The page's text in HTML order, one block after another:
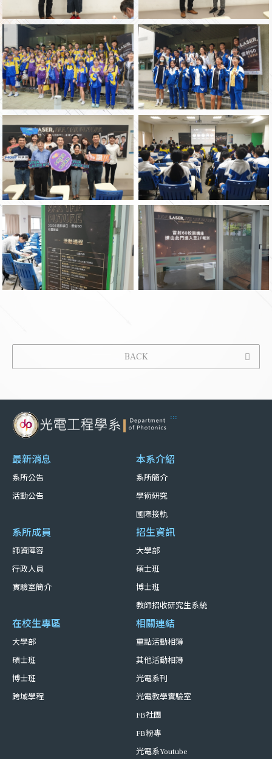
BACK
:::
最新消息
系所公告
活動公告
本系介紹
系所簡介
學術研究
國際接軌
系所成員
師資陣容
行政人員
實驗室簡介
招生資訊
大學部
碩士班
博士班
教師招收研究生系統
在校生專區
大學部
碩士班
博士班
跨域學程
相關連結
重點活動相簿
其他活動相簿
光電系刊
光電教學實驗室
FB社團
FB粉專
光電系Youtube